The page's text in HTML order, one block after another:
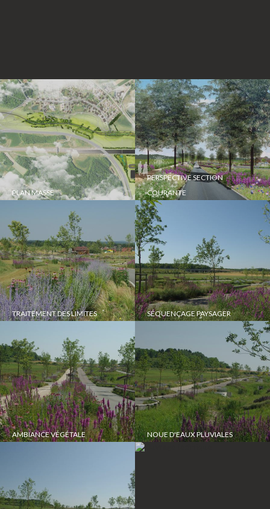
PLAN MASSE
PERSPECTIVE SECTION
COURANTE
TRAITEMENT DES LIMITES SÉQUENÇAGE PAYSAGER
AMBIANCE VÉGÉTALE NOUE D'EAUX PLUVIALES